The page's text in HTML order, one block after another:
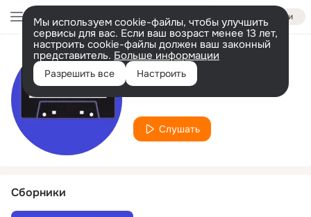
Войти
Мы используем cookie-файлы, чтобы улучшить
сервисы для вас. Если ваш возраст менее 13 лет,
настроить cookie-файлы должен ваш законный
представитель. Больше информации
Разрешить все Настроить
Исполнитель
Nine of Ten
Слушать
Сборники